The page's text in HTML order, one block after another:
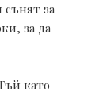
сънят за
за да
като